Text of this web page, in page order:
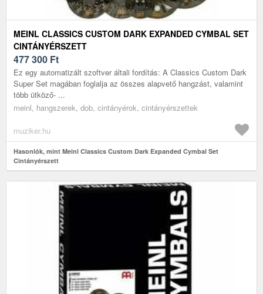
MEINL CLASSICS CUSTOM DARK EXPANDED CYMBAL SET
CINTÁNYÉRSZETT
477 300 Ft
Ez egy automatizált szoftver általi fordítás: A Classics Custom Dark
Super Set magában foglalja az összes alapvető hangzást, valamint
több ütköző- ...
meinl, hangszerek, dob, cintányérok, cintányérszettek
muziker.hu
Hasonlók, mint Meinl Classics Custom Dark Expanded Cymbal Set
Cintányérszett